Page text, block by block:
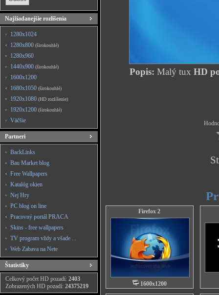
Najžiadanejšie rozlíšenia
1280x1024
1280x800 (širokouhlé)
1280x960
1440x900 (širokouhlé)
1600x1200
1680x1050 (širokouhlé)
1920x1080 (HD rozlíšenie)
1920x1200 (širokouhlé)
Väčšie
Partneri
BackLinks
Bau Market blog
Free Wallpapers
Katalóg okien
Nej Hry
PC blog on line
Pracovný portál PRACA
Skins - free wallpapers
TV program vždy a všade ...
Web Zabava na Nete
Štatistiky
Celkový počet HD pozadí: 2403
Zobrazených HD pozadí: 24375219
Popis: Malý tux HD
Firefox 2
1600x1200